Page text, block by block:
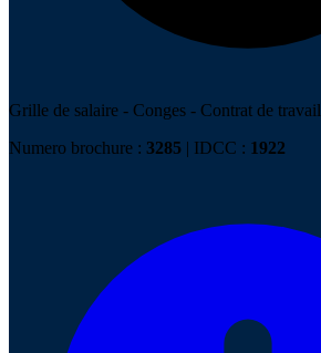
Grille de salaire - Conges - Contrat de travail
Numero brochure : 3285 | IDCC : 1922